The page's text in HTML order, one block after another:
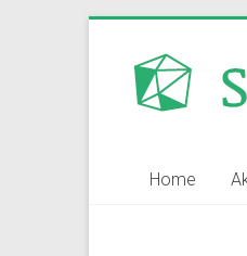
springen
Home